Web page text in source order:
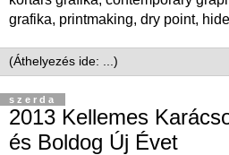
grafika, printmaking, dry point,
szerda
2013 Kellemes
és Boldog Új Évet